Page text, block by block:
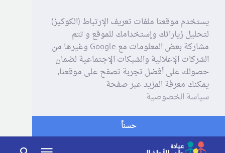
يستخدم موقعنا ملفات تعريف الإرتباط (الكوكيز)
لتحليل زياراتك وإستخدامك للموقع و تتم
مشاركة بعض المعلومات مع Google وغيرها من
الشركات الإعلانية والشبكات الإجتماعية لضمان
حصولك على أفضل تجربة تصفح على موقعنا,
يمكنك معرفة المزيد عبر صفحة
سياسة الخصوصية
حسناً